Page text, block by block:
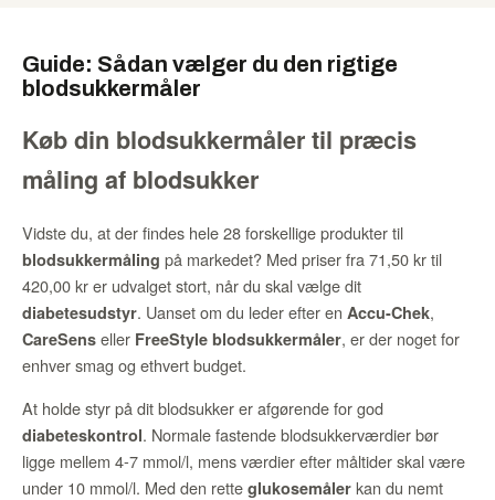
Guide: Sådan vælger du den rigtige
blodsukkermåler
Køb din blodsukkermåler til præcis
måling af blodsukker
Vidste du, at der findes hele 28 forskellige produkter til
blodsukkermåling på markedet? Med priser fra 71,50 kr til
420,00 kr er udvalget stort, når du skal vælge dit
diabetesudstyr. Uanset om du leder efter en Accu-Chek,
CareSens eller FreeStyle blodsukkermåler, er der noget for
enhver smag og ethvert budget.
At holde styr på dit blodsukker er afgørende for god
diabeteskontrol. Normale fastende blodsukkerværdier bør
ligge mellem 4-7 mmol/l, mens værdier efter måltider skal være
under 10 mmol/l. Med den rette glukosemåler kan du nemt